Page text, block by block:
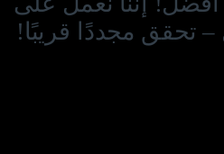
تحقق مجددًا قريبًا!